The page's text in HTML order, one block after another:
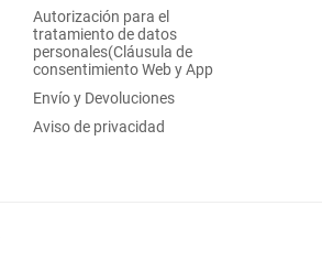
Autorización para el
tratamiento de datos
personales(Cláusula de
consentimiento Web y App
Envío y Devoluciones
Aviso de privacidad